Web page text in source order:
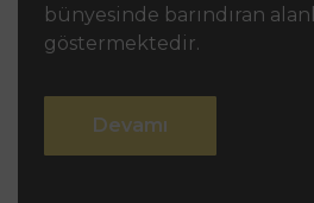
bünyesinde barındıran
göstermektedir.
Devamı